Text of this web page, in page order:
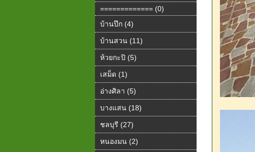
============= (0)
บ้านปึก (4)
บ้านสวน (11)
ห้วยกะปิ (5)
เสม็ด (1)
อ่างศิลา (5)
บางแสน (18)
ชลบุรี (27)
หนองมน (2)